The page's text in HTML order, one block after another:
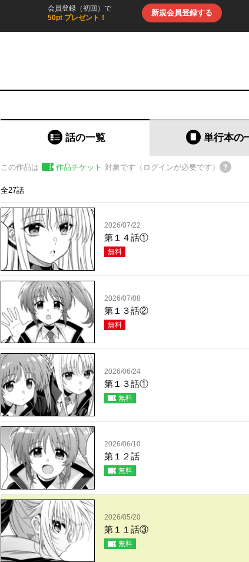
会員登録（初回）で
50pt プレゼント！
新規会員登録する
話の一覧 単行本の
この作品は 作品チケット 対象です（ログインが必要です）
全27話
2026/07/22
第１４話①
無料
2026/07/08
第１３話②
無料
2026/06/24
第１３話①
無料
2026/06/10
第１２話
無料
2026/05/20
第１１話③
無料